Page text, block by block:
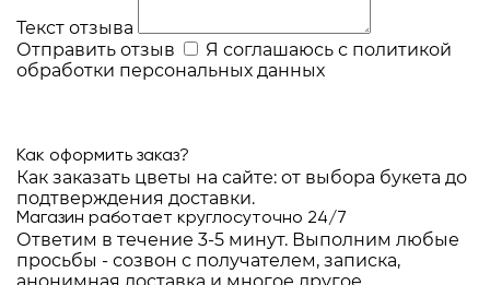
Текст отзыва
Отправить отзыв
Я соглашаюсь с политикой
обработки персональных данных
Как оформить заказ?
Как заказать цветы на сайте: от выбора букета до
подтверждения доставки.
Магазин работает круглосуточно 24/7
Ответим в течение 3-5 минут. Выполним любые
просьбы - созвон с получателем, записка,